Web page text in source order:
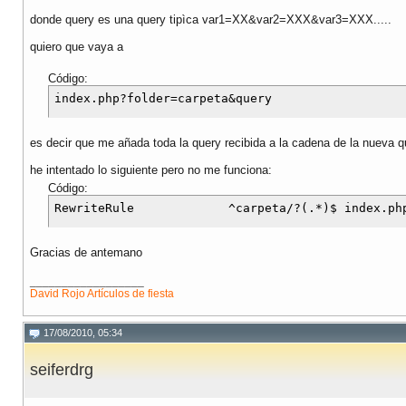
donde query es una query tipìca var1=XX&var2=XXX&var3=XXX.....
quiero que vaya a
Código:
es decir que me añada toda la query recibida a la cadena de la nueva
he intentado lo siguiente pero no me funciona:
Código:
Gracias de antemano
David RojoArtículos de fiesta
17/08/2010, 05:34
seiferdrg